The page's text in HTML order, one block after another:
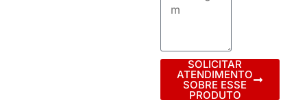
SOLICITAR
ATENDIMENTO
SOBRE ESSE
PRODUTO